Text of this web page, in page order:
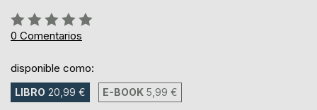
Rating:
0%
0 Comentarios
disponible como:
LIBRO 20,99 € E-BOOK 5,99 €